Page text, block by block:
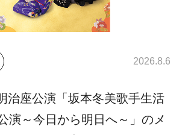
2026.8.6
治座公演「坂本冬美歌手生活
演～今日から明日へ～」のメ